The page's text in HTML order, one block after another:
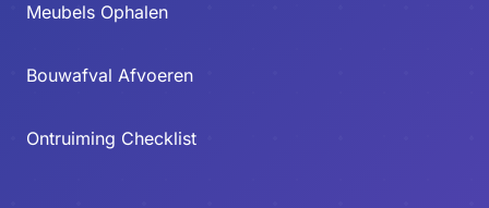
Meubels Ophalen
Bouwafval Afvoeren
Ontruiming Checklist